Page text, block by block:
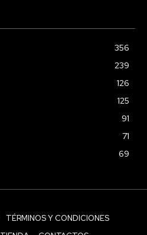
356
239
126
125
91
71
69
TÉRMINOS Y CONDICIONES